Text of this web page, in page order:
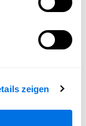
zeigen
und
die Kulissen –
zu machen.
steigern Sie